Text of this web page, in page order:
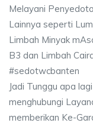
Melayani
Lainnya seperti
Limbah Minyak
B3 dan Limbah
#sedotwcbanten
Jadi Tunggu apa
menghubungi
memberikan Ke-